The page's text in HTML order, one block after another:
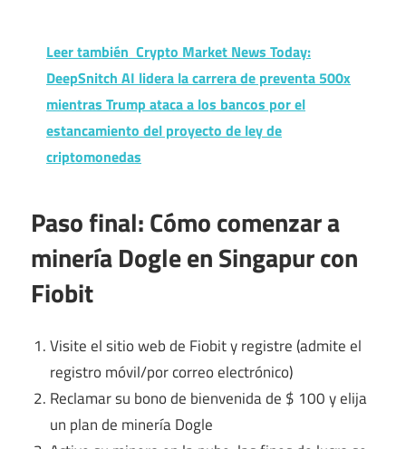
Leer también Crypto Market News Today:
DeepSnitch AI lidera la carrera de preventa 500x
mientras Trump ataca a los bancos por el
estancamiento del proyecto de ley de
criptomonedas
Paso final: Cómo comenzar a
minería Dogle en Singapur con
Fiobit
Visite el sitio web de Fiobit y registre (admite el
registro móvil/por correo electrónico)
Reclamar su bono de bienvenida de $ 100 y elija
un plan de minería Dogle